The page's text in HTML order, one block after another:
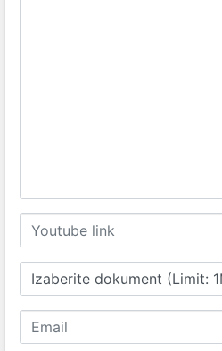
Izaberite dokument (Limit: